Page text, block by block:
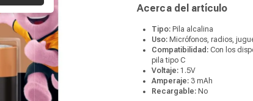
Camaras Seguridad
Parlantes Bluetooth
Iphone 15
Smartwach
Acerca del artículo
Tipo: Pila alcalina
Uso: Micrófonos, radios,
Compatibilidad:Con los
pila tipo C
Voltaje: 1.5V
Amperaje: 3 mAh
Recargable: No